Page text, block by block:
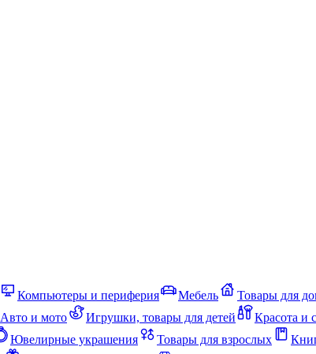
Компьютеры и периферия Мебель Товары для
Авто и мото Игрушки, товары для детей Красота и
Ювелирные украшения Товары для взрослых